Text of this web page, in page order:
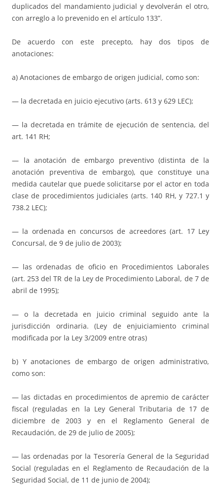
duplicados del mandamiento judicial y devolverán el otro,
con arreglo a lo prevenido en el artículo 133”.
De acuerdo con este precepto, hay dos tipos de
anotaciones:
a) Anotaciones de embargo de origen judicial, como son:
— la decretada en juicio ejecutivo (arts. 613 y 629 LEC);
— la decretada en trámite de ejecución de sentencia, del
art. 141 RH;
— la anotación de embargo preventivo (distinta de la
anotación preventiva de embargo), que constituye una
medida cautelar que puede solicitarse por el actor en toda
clase de procedimientos judiciales (arts. 140 RH, y 727.1 y
738.2 LEC);
— la ordenada en concursos de acreedores (art. 17 Ley
Concursal, de 9 de julio de 2003);
— las ordenadas de oficio en Procedimientos Laborales
(art. 253 del TR de la Ley de Procedimiento Laboral, de 7 de
abril de 1995);
— o la decretada en juicio criminal seguido ante la
jurisdicción ordinaria. (Ley de enjuiciamiento criminal
modificada por la Ley 3/2009 entre otras)
b) Y anotaciones de embargo de origen administrativo,
como son:
— las dictadas en procedimientos de apremio de carácter
fiscal (reguladas en la Ley General Tributaria de 17 de
diciembre de 2003 y en el Reglamento General de
Recaudación, de 29 de julio de 2005);
— las ordenadas por la Tesorería General de la Seguridad
Social (reguladas en el Reglamento de Recaudación de la
Seguridad Social, de 11 de junio de 2004);